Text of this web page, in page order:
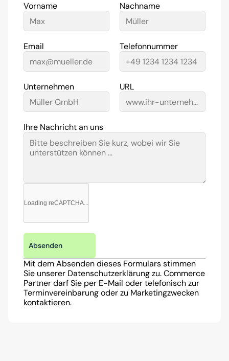
Vorname Nachname
Email Telefonnummer
Unternehmen URL
Ihre Nachricht an uns
Loading reCAPTCHA...
Absenden
Mit dem Absenden dieses Formulars stimmen
Sie unserer Datenschutzerklärung zu. Commerce
Partner darf Sie per E-Mail oder telefonisch zur
Terminvereinbarung oder zu Marketingzwecken
kontaktieren.